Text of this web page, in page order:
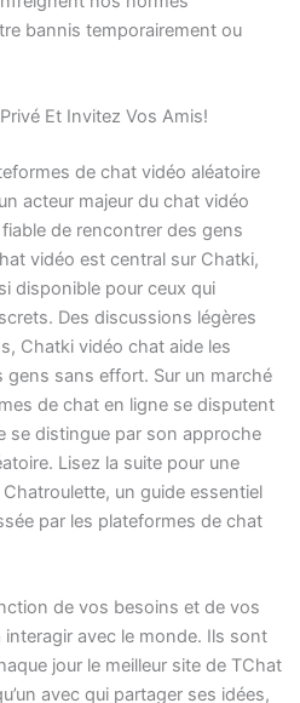
bannis temporairement ou
Et Invitez Vos Amis!
de chat vidéo aléatoire
acteur majeur du chat vidéo
de rencontrer des gens
vidéo est central sur Chatki,
disponible pour ceux qui
Des discussions légères
Chatki vidéo chat aide les
gens sans effort. Sur un marché
de chat en ligne se disputent
se distingue par son approche
Lisez la suite pour une
un guide essentiel
par les plateformes de chat
de vos besoins et de vos
avec le monde. Ils sont
jour le meilleur site de TChat
avec qui partager ses idées,